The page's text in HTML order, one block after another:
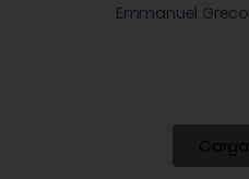
Emmanuel Greco